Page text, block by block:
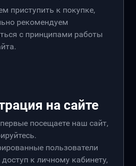
приступить к покупке,
рекомендуем
с принципами работы
на сайте
посещаете наш сайт,
пользователи
к личному кабинету,